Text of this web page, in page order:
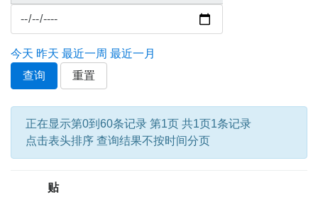
今天 昨天 最近一周 最近一月
查询
重置
正在显示第0到60条记录 第1页 共1页1条记录
点击表头排序 查询结果不按时间分页
贴